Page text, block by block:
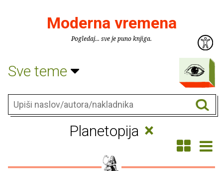
Moderna vremena
Pogledaj... sve je puno knjiga.
Sve teme
Planetopija ×